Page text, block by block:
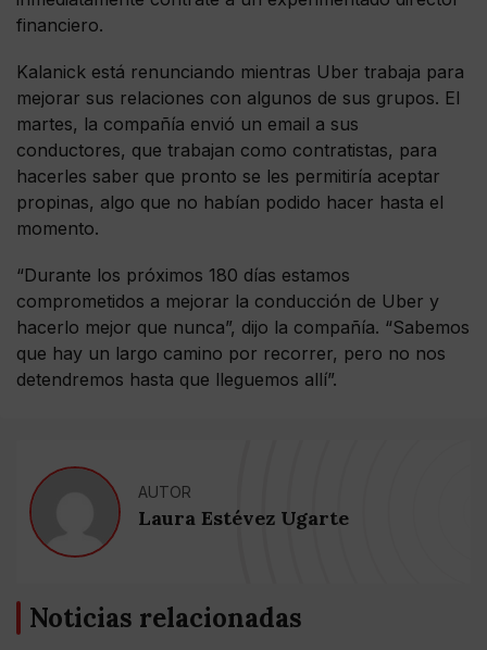
financiero.
Kalanick está renunciando mientras Uber trabaja para
mejorar sus relaciones con algunos de sus grupos. El
martes, la compañía envió un email a sus
conductores, que trabajan como contratistas, para
hacerles saber que pronto se les permitiría aceptar
propinas, algo que no habían podido hacer hasta el
momento.
“Durante los próximos 180 días estamos
comprometidos a mejorar la conducción de Uber y
hacerlo mejor que nunca”, dijo la compañía. “Sabemos
que hay un largo camino por recorrer, pero no nos
detendremos hasta que lleguemos allí”.
AUTOR
Laura Estévez Ugarte
Noticias relacionadas